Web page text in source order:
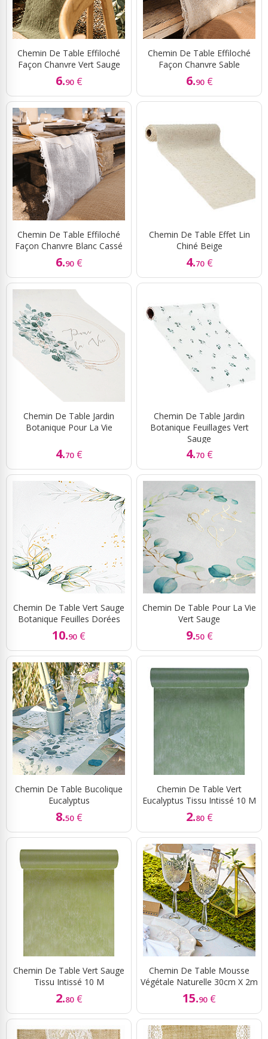
Chemin De Table Effiloché
Façon Chanvre Vert Sauge
6.90 €
Chemin De Table Effiloché
Façon Chanvre Sable
6.90 €
Chemin De Table Effiloché
Façon Chanvre Blanc Cassé
6.90 €
Chemin De Table Effet Lin
Chiné Beige
4.70 €
Chemin De Table Jardin
Botanique Pour La Vie
4.70 €
Chemin De Table Jardin
Botanique Feuillages Vert
Sauge
4.70 €
Chemin De Table Vert Sauge
Botanique Feuilles Dorées
10.90 €
Chemin De Table Pour La Vie
Vert Sauge
9.50 €
Chemin De Table Bucolique
Eucalyptus
8.50 €
Chemin De Table Vert
Eucalyptus Tissu Intissé 10 M
2.80 €
Chemin De Table Vert Sauge
Tissu Intissé 10 M
2.80 €
Chemin De Table Mousse
Végétale Naturelle 30cm X 2m
15.90 €